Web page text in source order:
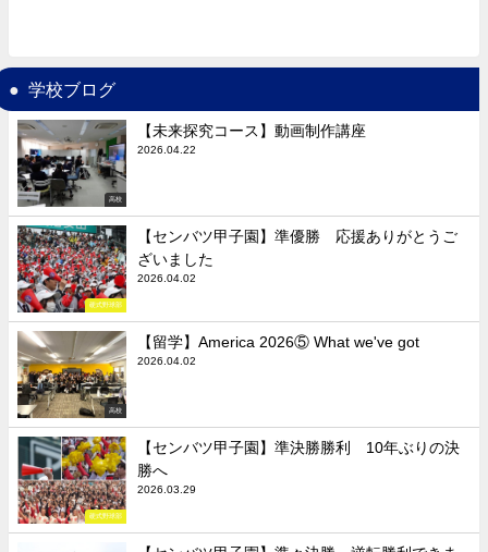
学校ブログ
高校
【未来探究コース】動画制作講座
2026.04.22
硬式野球部
【センバツ甲子園】準優勝 応援ありがとうご
ざいました
2026.04.02
高校
【留学】America 2026⑤ What we've got
2026.04.02
硬式野球部
【センバツ甲子園】準決勝勝利 10年ぶりの決
勝へ
2026.03.29